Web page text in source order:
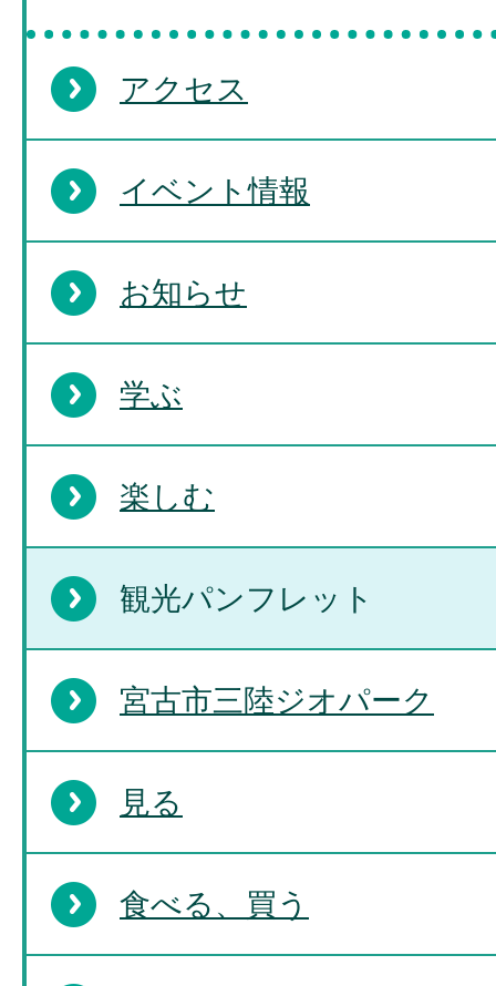
アクセス
イベント情報
お知らせ
学ぶ
楽しむ
観光パンフレット
宮古市三陸ジオパーク
見る
食べる、買う